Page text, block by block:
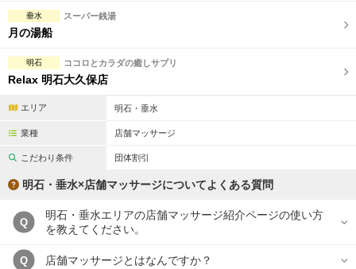
垂水 スーパー銭湯
月の湯船
明石 ココロとカラダの癒しサプリ
Relax 明石大久保店
エリア 明石・垂水
業種 店舗マッサージ
こだわり条件 団体割引
明石・垂水×店舗マッサージについてよくある質問
Q
明石・垂水エリアの店舗マッサージ紹介ページの使い方
を教えてください。
Q 店舗マッサージとはなんですか？